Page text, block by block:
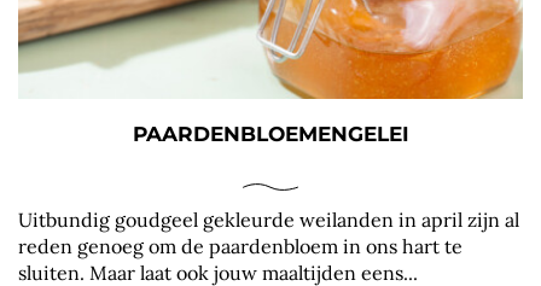
PAARDENBLOEMENGELEI
Uitbundig goudgeel gekleurde weilanden in april zijn al
reden genoeg om de paardenbloem in ons hart te
sluiten. Maar laat ook jouw maaltijden eens...